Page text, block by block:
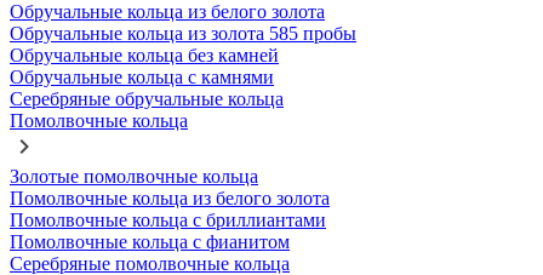
Обручальные кольца из белого золота
Обручальные кольца из золота 585 пробы
Обручальные кольца без камней
Обручальные кольца с камнями
Серебряные обручальные кольца
Помолвочные кольца
Золотые помолвочные кольца
Помолвочные кольца из белого золота
Помолвочные кольца с бриллиантами
Помолвочные кольца с фианитом
Серебряные помолвочные кольца